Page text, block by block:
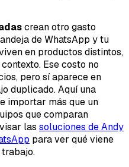
crean otro gasto
de WhatsApp y tu
en productos distintos,
Ese costo no
pero sí aparece en
duplicado. Aquí una
importar más que un
que comparan
las soluciones de Andy
para ver qué viene